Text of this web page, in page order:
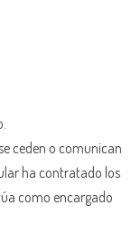
ceden o comunican
ha contratado los
como encargado